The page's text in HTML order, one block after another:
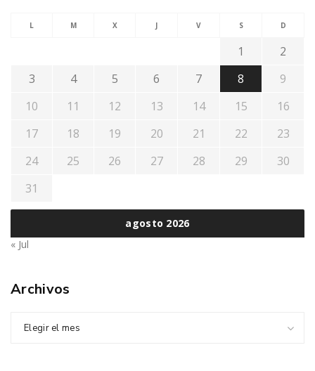
agosto 2026
L M X J V S D
1
2
3
4 5 6 7 8
9
10
11 12 13 14 15
16
17
18 19 20 21 22
23
24
25 26 27 28 29
30
31
« Jul
Archivos
Elegir el mes